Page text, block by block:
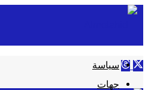
سياسة
جهات